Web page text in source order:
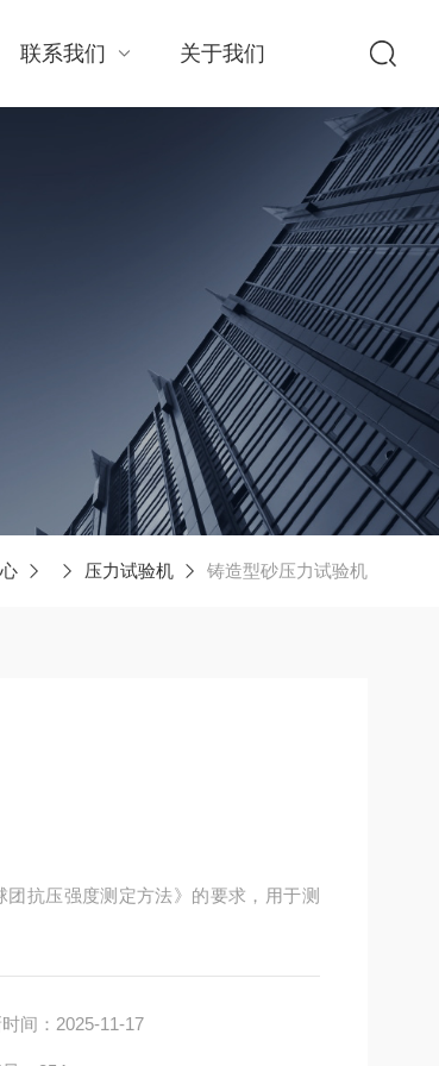
联系我们 关于我们
压力试验机 铸造型砂压力试验机
抗压强度测定方法》的要求，用于测
间：2025-11-17